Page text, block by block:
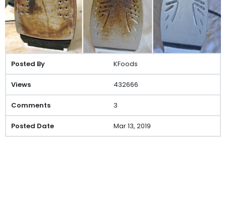
KFoods
432666
3
Mar 13, 2019